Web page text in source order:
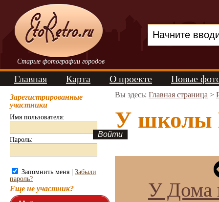
Старые фотографии городов
Главная Карта О проекте Новые
Зарегистрированные
участники
Имя пользователя:
Пароль:
Запомнить меня | Забыли
пароль?
Еще не участник?
Вы здесь: Главная страница >
У школы
У Дома